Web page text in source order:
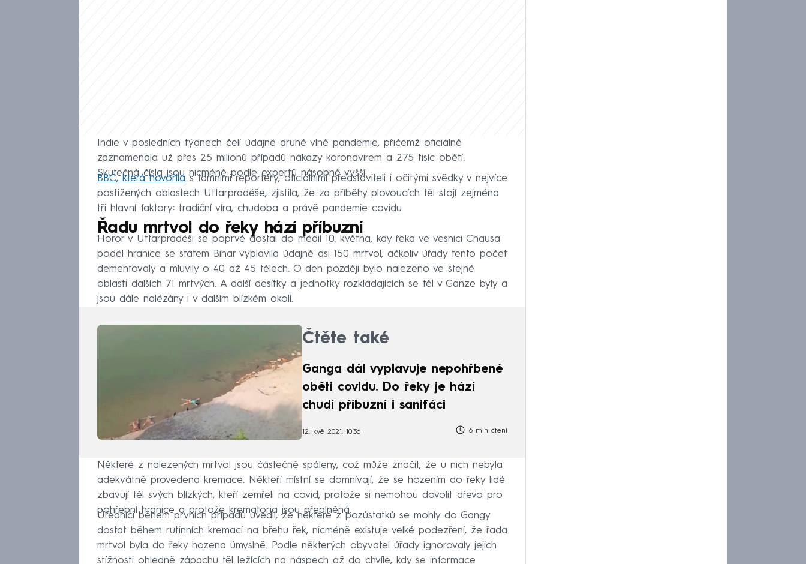
Indie v posledních týdnech čelí údajné druhé vlně pandemie, přičemž oficiálně
zaznamenala už přes 25 milionů případů nákazy koronavirem a 275 tisíc obětí.
Skutečná čísla jsou nicméně podle expertů násobně vyšší.
BBC, která hovořila s tamními reportéry, oficiálními představiteli i očitými svědky v nejvíce
postižených oblastech Uttarpradéše, zjistila, že za příběhy plovoucích těl stojí zejména
tři hlavní faktory: tradiční víra, chudoba a právě pandemie covidu.
Řadu mrtvol do řeky hází příbuzní
Horor v Uttarpradéši se poprvé dostal do médií 10. května, kdy řeka ve vesnici Chausa
podél hranice se státem Bihar vyplavila údajně asi 150 mrtvol, ačkoliv úřady tento počet
dementovaly a mluvily o 40 až 45 tělech. O den později bylo nalezeno ve stejné
oblasti dalších 71 mrtvých. A další desítky a jednotky rozkládajících se těl v Ganze byly a
jsou dále nalézány i v dalším blízkém okolí.
Čtěte také
Ganga dál vyplavuje nepohřbené
oběti covidu. Do řeky je hází
chudí příbuzní i saniťáci
12. kvě 2021, 10:36 6 min čtení
Některé z nalezených mrtvol jsou částečně spáleny, což může značit, že u nich nebyla
adekvátně provedena kremace. Někteří místní se domnívají, že se hozením do řeky lidé
zbavují těl svých blízkých, kteří zemřeli na covid, protože si nemohou dovolit dřevo pro
pohřební hranice a protože krematoria jsou přeplněná.
Úředníci během prvních případů uvedli, že některé z pozůstatků se mohly do Gangy
dostat během rutinních kremací na břehu řek, nicméně existuje velké podezření, že řada
mrtvol byla do řeky hozena úmyslně. Podle některých obyvatel úřady ignorovaly jejich
stížnosti ohledně zápachu těl ležících na náspech až do chvíle, kdy se informace